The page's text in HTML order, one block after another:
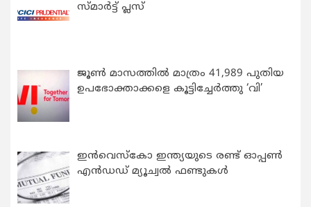
സ്മാർട്ട് പ്ലസ്
ജൂൺ മാസത്തിൽ മാത്രം 41,989 പുതിയ
ഉപഭോക്താക്കളെ കൂട്ടിച്ചേർത്തു ‘വി’
ഇന്‍വെസ്കോ ഇന്ത്യയുടെ രണ്ട് ഓപ്പണ്‍
എന്‍ഡഡ് മ്യൂച്വല്‍ ഫണ്ടുകള്‍